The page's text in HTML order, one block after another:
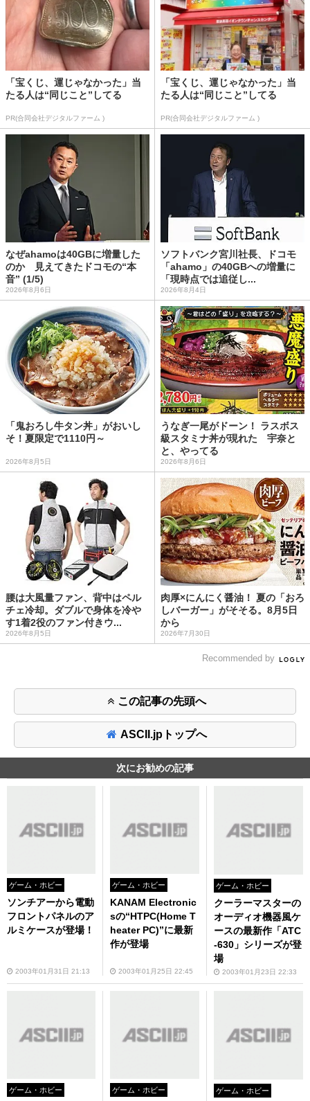
「宝くじ、運じゃなかった」当
たる人は“同じこと”してる
PR(合同会社デジタルファーム )
「宝くじ、運じゃなかった」当
たる人は“同じこと”してる
PR(合同会社デジタルファーム )
なぜahamoは40GBに増量した
のか 見えてきたドコモの“本
音” (1/5)
2026年8月6日
ソフトバンク宮川社長、ドコモ
「ahamo」の40GBへの増量に
「現時点では追従し...
2026年8月4日
「鬼おろし牛タン丼」がおいし
そ！夏限定で1110円～
2026年8月5日
うなぎ一尾がドーン！ ラスボス
級スタミナ丼が現れた 宇奈と
と、やってる
2026年8月6日
腰は大風量ファン、背中はペル
チェ冷却。ダブルで身体を冷や
す1着2役のファン付きウ...
2026年8月5日
肉厚×にんにく醤油！ 夏の「おろ
しバーガー」がそそる。8月5日
から
2026年7月30日
Recommended by
この記事の先頭へ
ASCII.jpトップへ
次にお勧めの記事
ゲーム・ホビー
ソンチアーから電動
フロントパネルのア
ルミケースが登場！
2003年01月31日 21:13
ゲーム・ホビー
KANAM Electronic
sの“HTPC(Home T
heater PC)”に最新
作が登場
2003年01月25日 22:45
ゲーム・ホビー
クーラーマスターの
オーディオ機器風ケ
ースの最新作「ATC
-630」シリーズが登
場
2003年01月23日 22:33
ゲーム・ホビー ゲーム・ホビー ゲーム・ホビー